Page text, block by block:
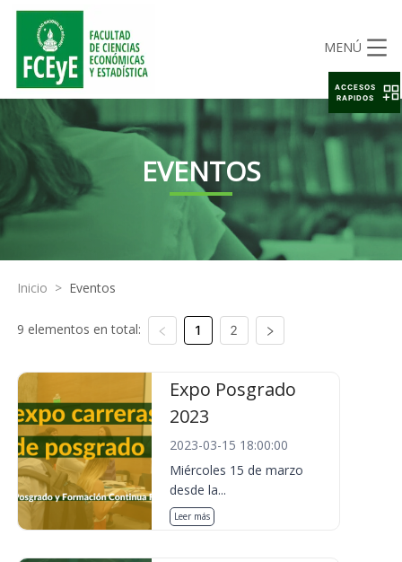
MENÚ
EVENTOS
Inicio > Eventos
9 elementos en total: 1 2
Expo Posgrado
2023
2023-03-15 18:00:00
Miércoles 15 de marzo
desde la...
Leer más
ACCESOS
RAPIDOS